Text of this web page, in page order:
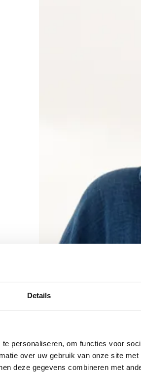
Details
personaliseren, om functies voor
over uw gebruik van onze site
deze gegevens combineren met